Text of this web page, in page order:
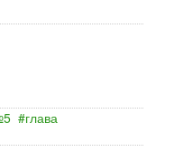
глава